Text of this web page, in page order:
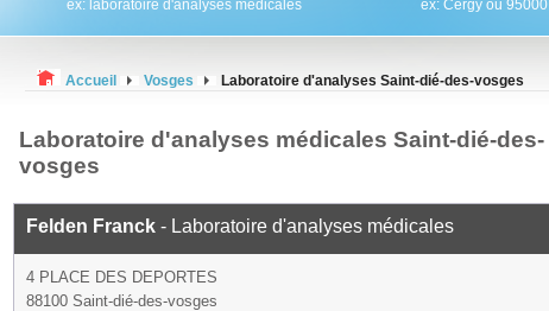
ex: laboratoire d'analyses médicales ex: Cergy ou 95000
Accueil Vosges Laboratoire d'analyses Saint-dié-des-vosges
Laboratoire d'analyses médicales Saint-dié-des-
vosges
Felden Franck - Laboratoire d'analyses médicales
4 PLACE DES DEPORTES
88100 Saint-dié-des-vosges